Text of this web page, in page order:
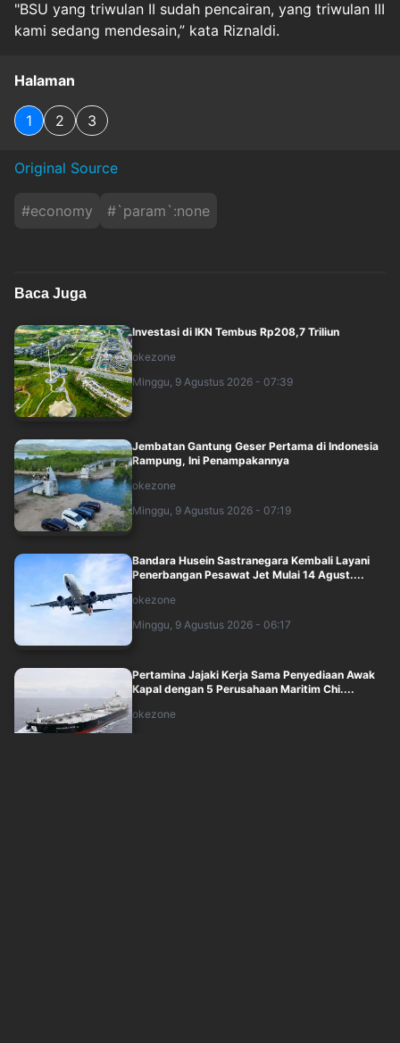
"BSU yang triwulan II sudah pencairan, yang triwulan III
kami sedang mendesain,” kata Riznaldi.
Halaman
1 2 3
Original Source
#economy #`param`:none
Baca Juga
Investasi di IKN Tembus Rp208,7 Triliun
okezone
Minggu, 9 Agustus 2026 - 07:39
Jembatan Gantung Geser Pertama di Indonesia
Rampung, Ini Penampakannya
okezone
Minggu, 9 Agustus 2026 - 07:19
Bandara Husein Sastranegara Kembali Layani
Penerbangan Pesawat Jet Mulai 14 Agust....
okezone
Minggu, 9 Agustus 2026 - 06:17
Pertamina Jajaki Kerja Sama Penyediaan Awak
Kapal dengan 5 Perusahaan Maritim Chi....
okezone